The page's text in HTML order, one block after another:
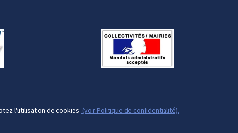
l'utilisation de cookies (voir Politique de confidentialité).